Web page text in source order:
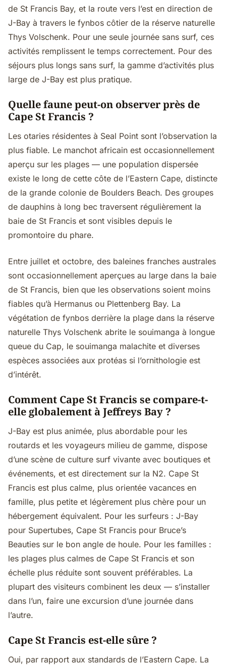
de St Francis Bay, et la route vers l’est en direction de
J-Bay à travers le fynbos côtier de la réserve naturelle
Thys Volschenk. Pour une seule journée sans surf, ces
activités remplissent le temps correctement. Pour des
séjours plus longs sans surf, la gamme d’activités plus
large de J-Bay est plus pratique.
Quelle faune peut-on observer près de
Cape St Francis ?
Les otaries résidentes à Seal Point sont l’observation la
plus fiable. Le manchot africain est occasionnellement
aperçu sur les plages — une population dispersée
existe le long de cette côte de l’Eastern Cape, distincte
de la grande colonie de Boulders Beach. Des groupes
de dauphins à long bec traversent régulièrement la
baie de St Francis et sont visibles depuis le
promontoire du phare.
Entre juillet et octobre, des baleines franches australes
sont occasionnellement aperçues au large dans la baie
de St Francis, bien que les observations soient moins
fiables qu’à Hermanus ou Plettenberg Bay. La
végétation de fynbos derrière la plage dans la réserve
naturelle Thys Volschenk abrite le souimanga à longue
queue du Cap, le souimanga malachite et diverses
espèces associées aux protéas si l’ornithologie est
d’intérêt.
Comment Cape St Francis se compare-t-
elle globalement à Jeffreys Bay ?
J-Bay est plus animée, plus abordable pour les
routards et les voyageurs milieu de gamme, dispose
d’une scène de culture surf vivante avec boutiques et
événements, et est directement sur la N2. Cape St
Francis est plus calme, plus orientée vacances en
famille, plus petite et légèrement plus chère pour un
hébergement équivalent. Pour les surfeurs : J-Bay
pour Supertubes, Cape St Francis pour Bruce’s
Beauties sur le bon angle de houle. Pour les familles :
les plages plus calmes de Cape St Francis et son
échelle plus réduite sont souvent préférables. La
plupart des visiteurs combinent les deux — s’installer
dans l’un, faire une excursion d’une journée dans
l’autre.
Cape St Francis est-elle sûre ?
Oui, par rapport aux standards de l’Eastern Cape. La